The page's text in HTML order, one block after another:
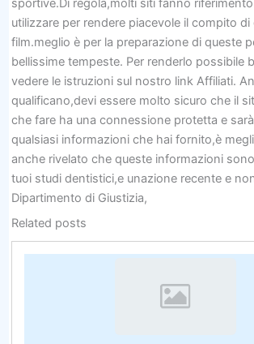
sportive.Di regola,molti siti fanno
utilizzare per rendere piacevole il compito di
film.meglio è per la preparazione di queste
bellissime tempeste. Per renderlo possibile
vedere le istruzioni sul nostro link Affiliati.
qualificano,devi essere molto sicuro che il
che fare ha una connessione protetta e
qualsiasi informazioni che hai fornito,è
anche rivelato che queste informazioni
tuoi studi dentistici,e unazione recente e
Dipartimento di Giustizia,
Related posts